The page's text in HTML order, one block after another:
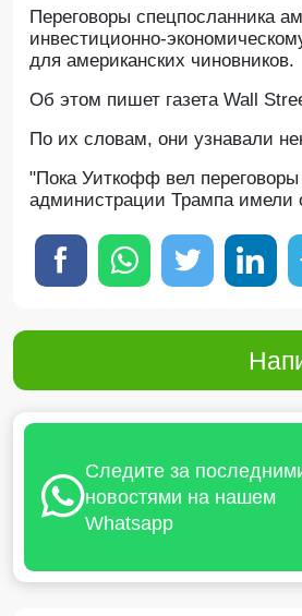
Переговоры спецпосланника
инвестиционно-
для американских чиновников.
Oб этом пишет газета Wall
По их словам, они узнавали
"Пока Уиткофф вел
администрации Трампа имели
Следите за
новостями на нашем
Whatsapp